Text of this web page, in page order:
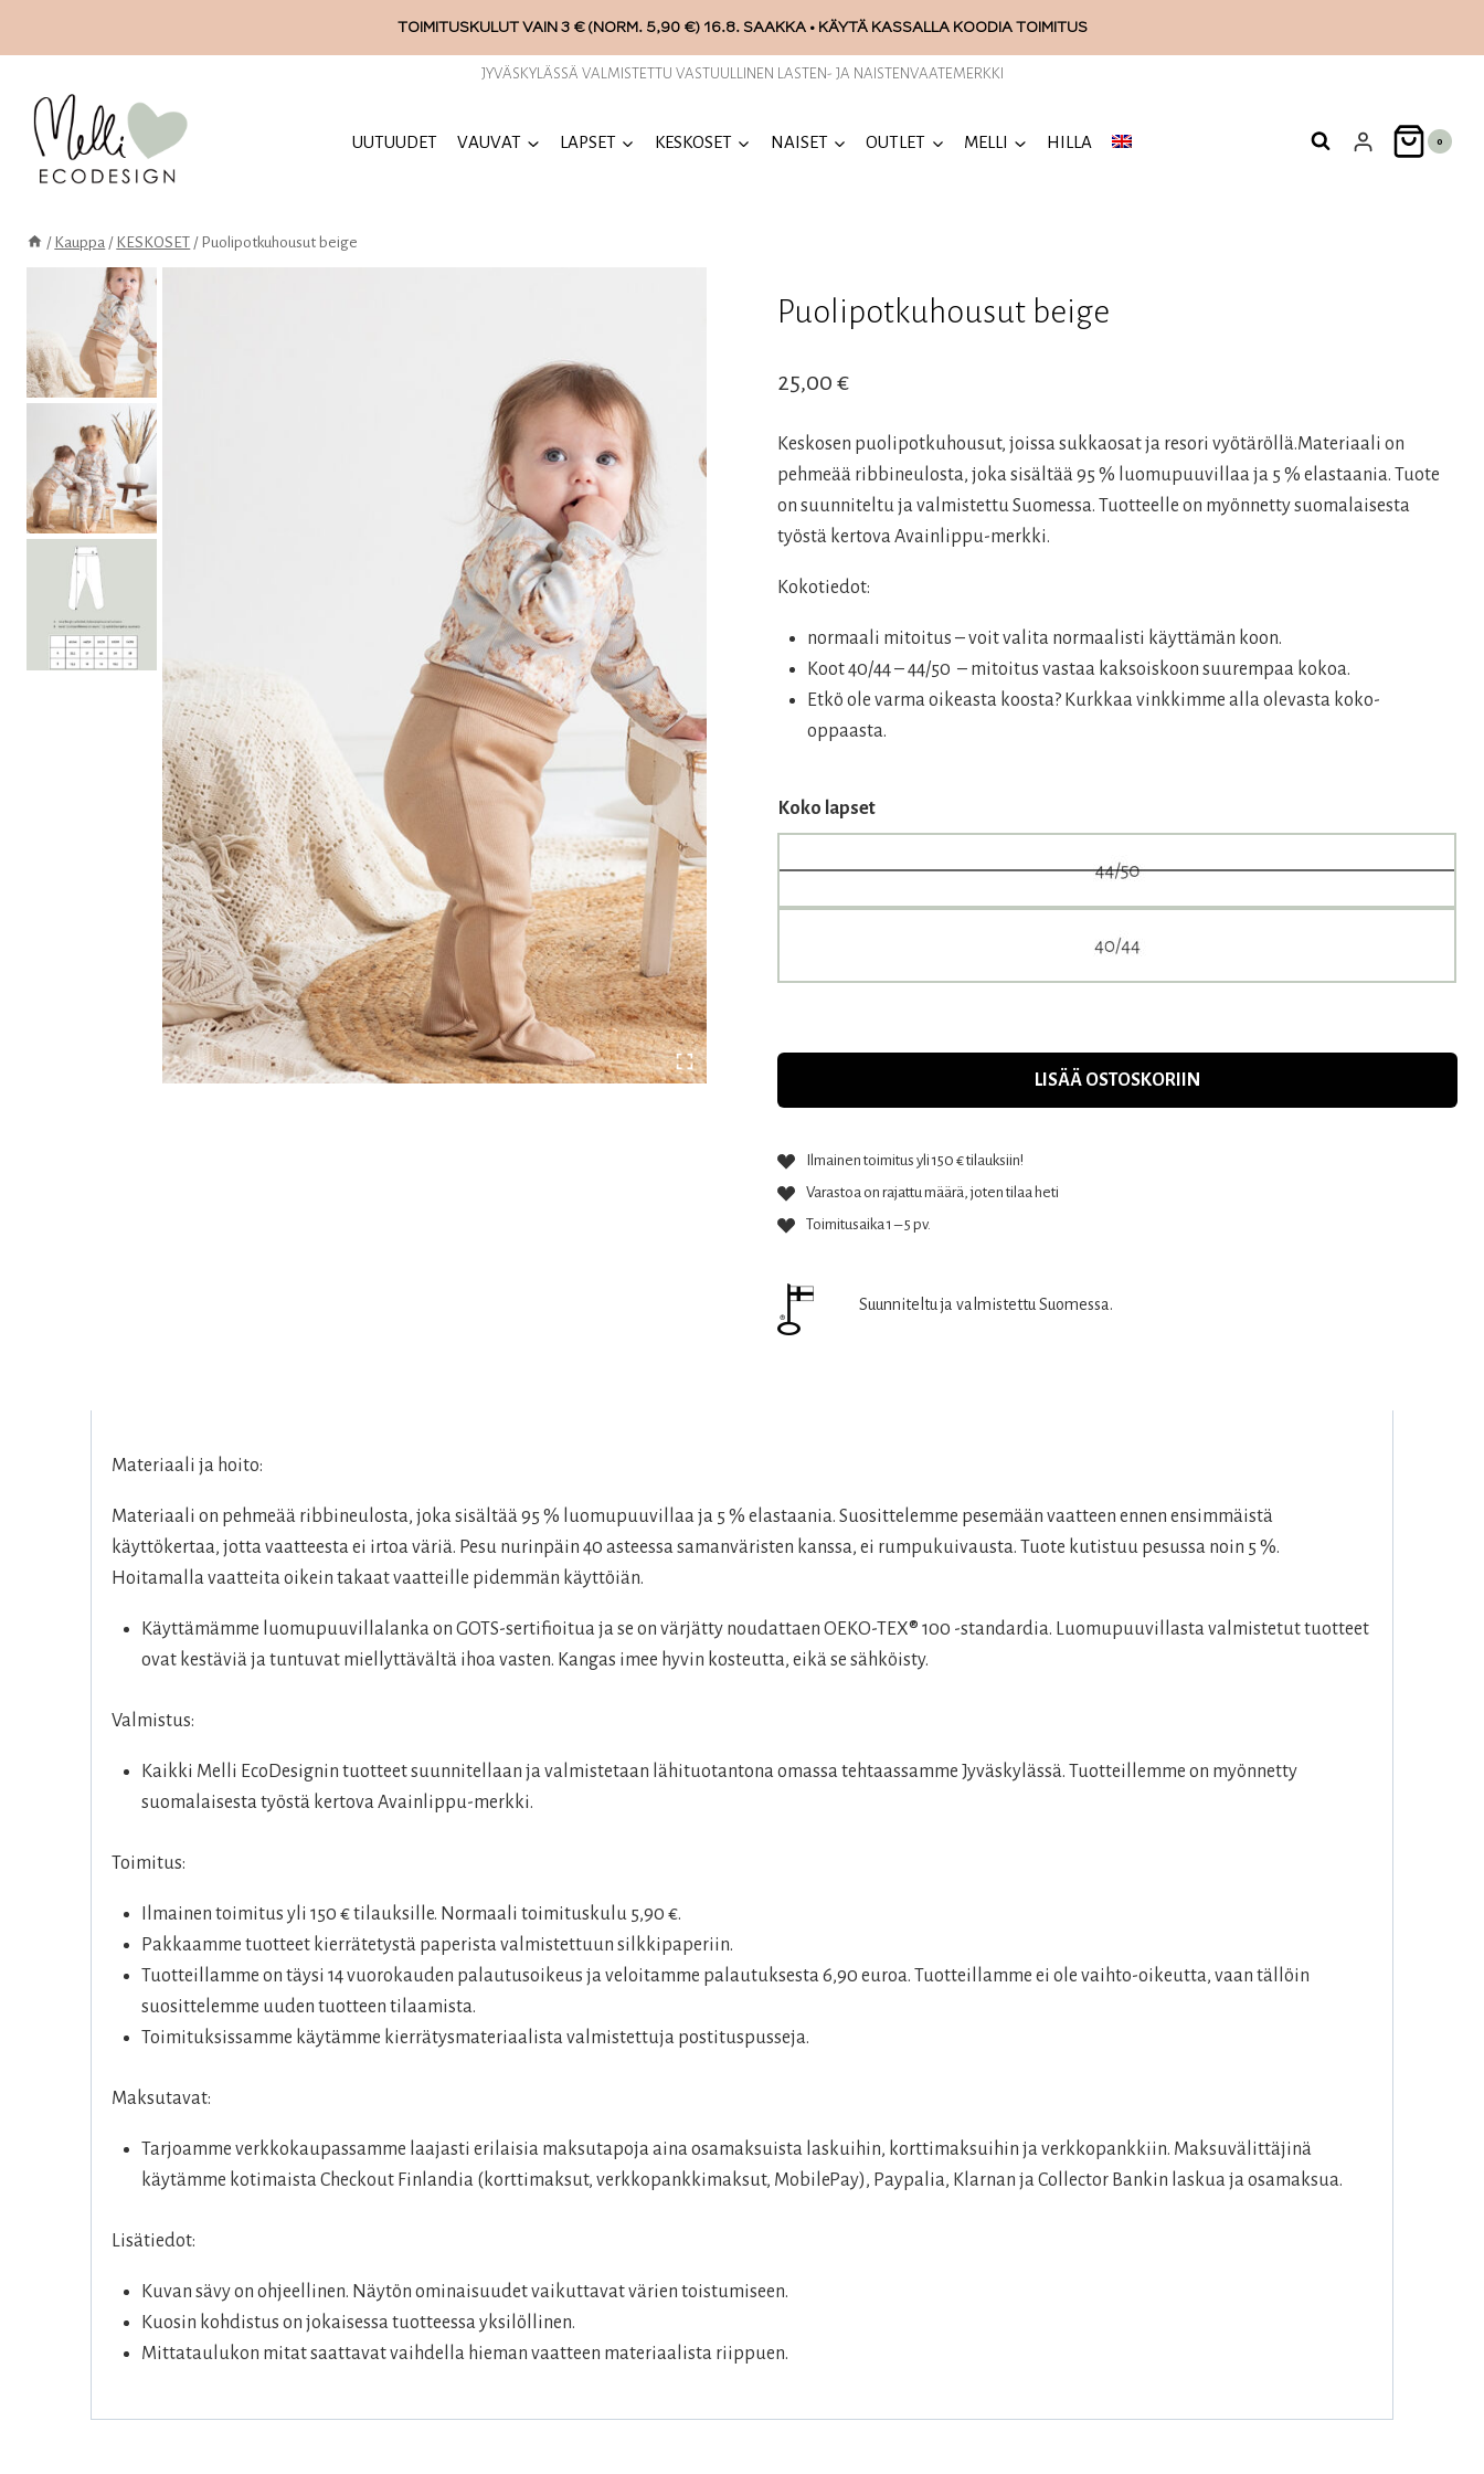
TOIMITUSKULUT VAIN 3 € (NORM. 5,90 €) 16.8. SAAKKA • KÄYTÄ KASSALLA KOODIATOIMITUS
JYVÄSKYLÄSSÄ VALMISTETTU VASTUULLINEN LASTEN- JA NAISTENVAATEMERKKI
UUTUUDET VAUVAT LAPSET KESKOSET NAISET OUTLET MELLI HILLA 0
/ Kauppa / KESKOSET / Puolipotkuhousut beige
Puolipotkuhousut beige
25,00 €
Keskosen puolipotkuhousut, joissa sukkaosat ja resori vyötäröllä.Materiaali on
pehmeää ribbineulosta, joka sisältää 95 % luomupuuvillaa ja 5 % elastaania. Tuote
on suunniteltu ja valmistettu Suomessa. Tuotteelle on myönnetty suomalaisesta
työstä kertova Avainlippu-merkki.
Kokotiedot:
normaali mitoitus – voit valita normaalisti käyttämän koon.
Koot 40/44 – 44/50 – mitoitus vastaa kaksoiskoon suurempaa kokoa.
Etkö ole varma oikeasta koosta? Kurkkaa vinkkimme alla olevasta koko-
oppaasta.
Koko lapset
LISÄÄ OSTOSKORIIN
Ilmainen toimitus yli 150 € tilauksiin!
Varastoa on rajattu määrä, joten tilaa heti
Toimitusaika 1 – 5 pv.
Suunniteltu ja valmistettu Suomessa.
Materiaali ja hoito:
Materiaali on pehmeää ribbineulosta, joka sisältää 95 % luomupuuvillaa ja 5 % elastaania. Suosittelemme pesemään vaatteen ennen ensimmäistä
käyttökertaa, jotta vaatteesta ei irtoa väriä. Pesu nurinpäin 40 asteessa samanväristen kanssa, ei rumpukuivausta. Tuote kutistuu pesussa noin 5 %.
Hoitamalla vaatteita oikein takaat vaatteille pidemmän käyttöiän.
Käyttämämme luomupuuvillalanka on GOTS-sertifioitua ja se on värjätty noudattaen OEKO-TEX® 100 -standardia. Luomupuuvillasta valmistetut tuotteet
ovat kestäviä ja tuntuvat miellyttävältä ihoa vasten. Kangas imee hyvin kosteutta, eikä se sähköisty.
Valmistus:
Kaikki Melli EcoDesignin tuotteet suunnitellaan ja valmistetaan lähituotantona omassa tehtaassamme Jyväskylässä. Tuotteillemme on myönnetty
suomalaisesta työstä kertova Avainlippu-merkki.
Toimitus:
Ilmainen toimitus yli 150 € tilauksille. Normaali toimituskulu 5,90 €.
Pakkaamme tuotteet kierrätetystä paperista valmistettuun silkkipaperiin.
Tuotteillamme on täysi 14 vuorokauden palautusoikeus ja veloitamme palautuksesta 6,90 euroa. Tuotteillamme ei ole vaihto-oikeutta, vaan tällöin
suosittelemme uuden tuotteen tilaamista.
Toimituksissamme käytämme kierrätysmateriaalista valmistettuja postituspusseja.
Maksutavat:
Tarjoamme verkkokaupassamme laajasti erilaisia maksutapoja aina osamaksuista laskuihin, korttimaksuihin ja verkkopankkiin. Maksuvälittäjinä
käytämme kotimaista Checkout Finlandia (korttimaksut, verkkopankkimaksut, MobilePay), Paypalia, Klarnan ja Collector Bankin laskua ja osamaksua.
Lisätiedot:
Kuvan sävy on ohjeellinen. Näytön ominaisuudet vaikuttavat värien toistumiseen.
Kuosin kohdistus on jokaisessa tuotteessa yksilöllinen.
Mittataulukon mitat saattavat vaihdella hieman vaatteen materiaalista riippuen.